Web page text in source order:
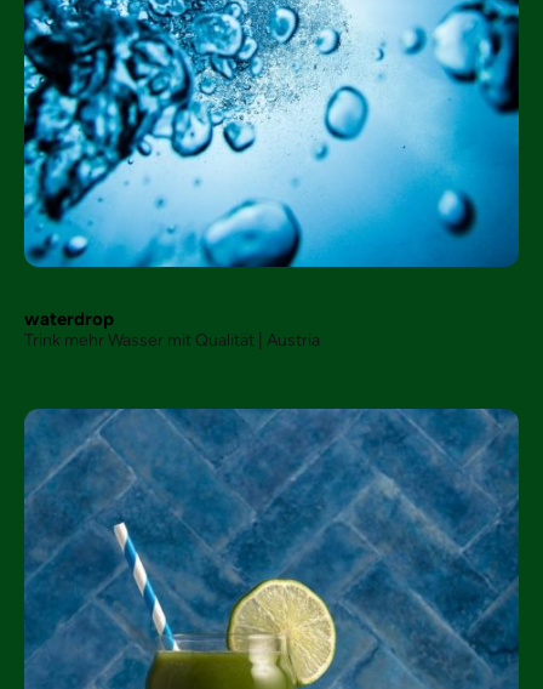
waterdrop
Trink mehr Wasser mit Qualität | Austria